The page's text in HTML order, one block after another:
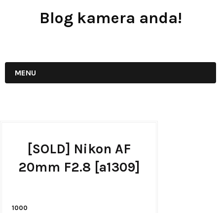
Blog kamera anda!
MENU
[SOLD] Nikon AF
20mm F2.8 [a1309]
1000